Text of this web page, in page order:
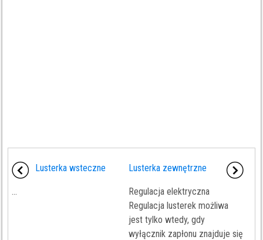
Lusterka wsteczne
...
Lusterka zewnętrzne
Regulacja elektryczna
Regulacja lusterek możliwa
jest tylko wtedy, gdy
wyłącznik zapłonu znajduje się